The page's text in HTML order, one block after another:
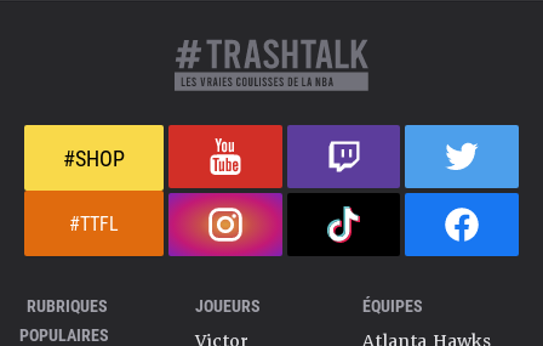
#SHOP
#TTFL
RUBRIQUES
POPULAIRES
JOUEURS
Victor
ÉQUIPES
Atlanta Hawks